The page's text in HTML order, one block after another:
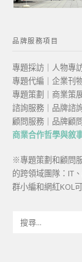
品牌服務項目
專題採訪｜人物專
專題代編｜企業刊
專題策劃｜商業策
諮詢服務｜品牌諮
顧問服務｜品牌顧
商業合作哲學與敘
※專題策劃和顧問
的跨領域團隊：IT
群小編和網紅KOL